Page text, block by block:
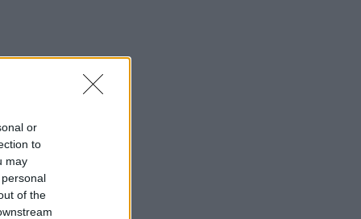
or
to
may
of the
Με τα σκάφη τους έσωσαν δεκάδες
ανθρώπους - Το "ευχαριστώ" στους
ιδιώτες που συνέδραμαν στην πυρκαγιά